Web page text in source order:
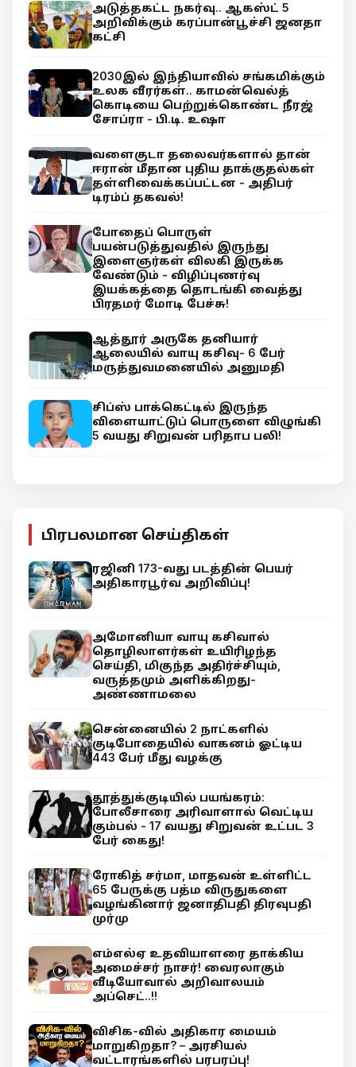
அடுத்தகட்ட நகர்வு.. ஆகஸ்ட் 5
அறிவிக்கும் கரப்பான்பூச்சி ஜனதா
கட்சி
2030இல் இந்தியாவில் சங்கமிக்கும்
உலக வீரர்கள்.. காமன்வெல்த்
கொடியை பெற்றுக்கொண்ட நீரஜ்
சோப்ரா - பி.டி. உஷா
வளைகுடா தலைவர்களால் தான்
ஈரான் மீதான புதிய தாக்குதல்கள்
தள்ளிவைக்கப்பட்டன - அதிபர்
டிரம்ப் தகவல்!
போதைப் பொருள்
பயன்படுத்துவதில் இருந்து
இளைஞர்கள் விலகி இருக்க
வேண்டும் - விழிப்புணர்வு
இயக்கத்தை தொடங்கி வைத்து
பிரதமர் மோடி பேச்சு!
ஆத்தூர் அருகே தனியார்
ஆலையில் வாயு கசிவு- 6 பேர்
மருத்துவமனையில் அனுமதி
சிப்ஸ் பாக்கெட்டில் இருந்த
விளையாட்டுப் பொருளை விழுங்கி
5 வயது சிறுவன் பரிதாப பலி!
பிரபலமான செய்திகள்
ரஜினி 173-வது படத்தின் பெயர்
அதிகாரபூர்வ அறிவிப்பு!
அமோனியா வாயு கசிவால்
தொழிலாளர்கள் உயிரிழந்த
செய்தி, மிகுந்த அதிர்ச்சியும்,
வருத்தமும் அளிக்கிறது-
அண்ணாமலை
சென்னையில் 2 நாட்களில்
குடிபோதையில் வாகனம் ஓட்டிய
443 பேர் மீது வழக்கு
தூத்துக்குடியில் பயங்கரம்:
போலீசாரை அரிவாளால் வெட்டிய
கும்பல் - 17 வயது சிறுவன் உட்பட 3
பேர் கைது!
ரோகித் சர்மா, மாதவன் உள்ளிட்ட
65 பேருக்கு பத்ம விருதுகளை
வழங்கினார் ஜனாதிபதி திரவுபதி
முர்மு
எம்எல்ஏ உதவியாளரை தாக்கிய
அமைச்சர் நாசர்! வைரலாகும்
வீடியோவால் அறிவாலயம்
அப்செட்..!!
விசிக-வில் அதிகார மையம்
மாறுகிறதா? – அரசியல்
வட்டாரங்களில் பரபரப்பு!